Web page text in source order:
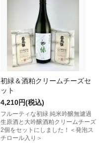
初緑＆酒粕クリームチーズセ
ット
4,210円(税込)
フルーティな初緑 純米吟醸無濾過
生原酒と大吟醸酒粕クリームチーズ
2個をセットにしました！＜発泡ス
チロール入り＞